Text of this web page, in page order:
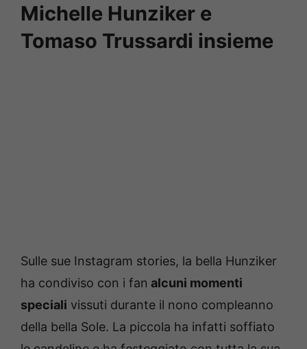
Michelle Hunziker e
Tomaso Trussardi insieme
Sulle sue Instagram stories, la bella Hunziker
ha condiviso con i fan alcuni momenti
speciali vissuti durante il nono compleanno
della bella Sole. La piccola ha infatti soffiato